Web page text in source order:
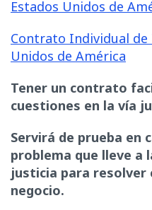
Estados Unidos de
Contrato Individual de
Unidos de América
Tener un contrato
cuestiones en la vía
Servirá de prueba en
problema que lleve a
justicia para resolver
negocio.